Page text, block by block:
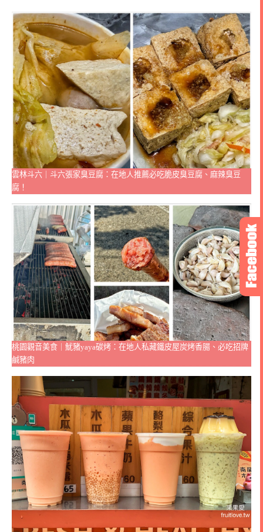
雲林斗六｜斗六張家臭豆腐：在地人推薦必吃脆皮臭豆腐、麻辣臭豆
腐！
桃園觀音美食｜魷豬yaya碳烤：在地人私藏鐵皮屋炭烤香腸、必吃招牌
鹹豬肉